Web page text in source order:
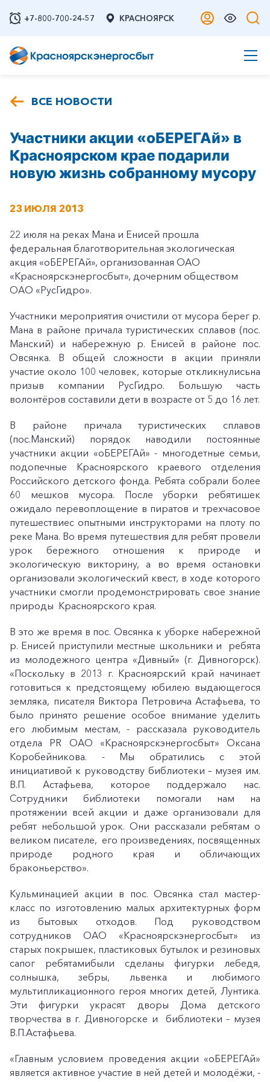
+7-800-700-24-57 КРАСНОЯРСК
ВСЕ НОВОСТИ
Участники акции «оБЕРЕГАй» в
Красноярском крае подарили
новую жизнь собранному мусору
23 ИЮЛЯ 2013
22 июля на реках Мана и Енисей прошла
федеральная благотворительная экологическая
акция «оБЕРЕГАй», организованная ОАО
«Красноярскэнергосбыт», дочерним обществом
ОАО «РусГидро».
Участники мероприятия очистили от мусора берег р.
Мана в районе причала туристических сплавов (пос.
Манский) и набережную р. Енисей в районе пос.
Овсянка. В общей сложности в акции приняли
участие около 100 человек, которые откликнулисьна
призыв компании РусГидро. Большую часть
волонтёров составили дети в возрасте от 5 до 16 лет.
В районе причала туристических сплавов
(пос.Манский) порядок наводили постоянные
участники акции «оБЕРЕГАй» - многодетные семьи,
подопечные Красноярского краевого отделения
Российского детского фонда. Ребята собрали более
60 мешков мусора. После уборки ребятишек
ожидало перевоплощение в пиратов и трехчасовое
путешествиес опытными инструкторами на плоту по
реке Мана. Во время путешествия для ребят провели
урок бережного отношения к природе и
экологическую викторину, а во время остановки
организовали экологический квест, в ходе которого
участники смогли продемонстрировать свое знание
природы Красноярского края.
В это же время в пос. Овсянка к уборке набережной
р. Енисей приступили местные школьники и ребята
из молодежного центра «Дивный» (г. Дивногорск).
«Поскольку в 2013 г. Красноярский край начинает
готовиться к предстоящему юбилею выдающегося
земляка, писателя Виктора Петровича Астафьева, то
было принято решение особое внимание уделить
его любимым местам, - рассказала руководитель
отдела PR ОАО «Красноярскэнергосбыт» Оксана
Коробейникова. - Мы обратились с этой
инициативой к руководству библиотеки – музея им.
В.П. Астафьева, которое поддержало нас.
Сотрудники библиотеки помогали нам на
протяжении всей акции и даже организовали для
ребят небольшой урок. Они рассказали ребятам о
великом писателе, его произведениях, посвященных
природе родного края и обличающих
браконьерство».
Кульминацией акции в пос. Овсянка стал мастер-
класс по изготовлению малых архитектурных форм
из бытовых отходов. Под руководством
сотрудников ОАО «Красноярскэнергосбыт» из
старых покрышек, пластиковых бутылок и резиновых
сапог ребятамибыли сделаны фигурки лебедя,
солнышка, зебры, львенка и любимого
мультипликационного героя многих детей, Лунтика.
Эти фигурки украсят дворы Дома детского
творчества в г. Дивногорске и библиотеки – музея
В.П.Астафьева.
«Главным условием проведения акции «оБЕРЕГАй»
является активное участие в ней детей и молодёжи, -